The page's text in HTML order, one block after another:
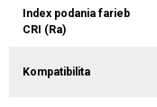
Index podania farieb
CRI (Ra)
Kompatibilita